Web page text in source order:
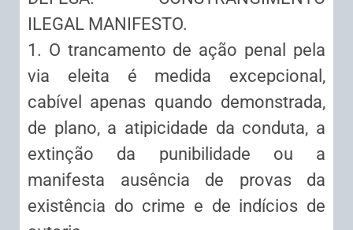
ILEGAL MANIFESTO.
1. O trancamento de ação penal pela
via eleita é medida excepcional,
cabível apenas quando demonstrada,
de plano, a atipicidade da conduta, a
extinção da punibilidade ou a
manifesta ausência de provas da
existência do crime e de indícios de